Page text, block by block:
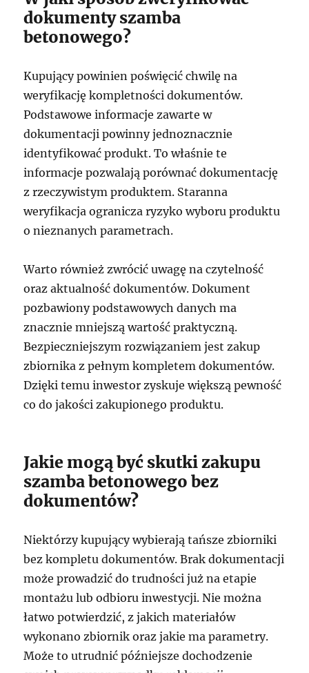
dokumenty szamba
betonowego?
Kupujący powinien poświęcić chwilę na
weryfikację kompletności dokumentów.
Podstawowe informacje zawarte w
dokumentacji powinny jednoznacznie
identyfikować produkt. To właśnie te
informacje pozwalają porównać dokumentację
z rzeczywistym produktem. Staranna
weryfikacja ogranicza ryzyko wyboru produktu
o nieznanych parametrach.
Warto również zwrócić uwagę na czytelność
oraz aktualność dokumentów. Dokument
pozbawiony podstawowych danych ma
znacznie mniejszą wartość praktyczną.
Bezpieczniejszym rozwiązaniem jest zakup
zbiornika z pełnym kompletem dokumentów.
Dzięki temu inwestor zyskuje większą pewność
co do jakości zakupionego produktu.
Jakie mogą być skutki zakupu
szamba betonowego bez
dokumentów?
Niektórzy kupujący wybierają tańsze zbiorniki
bez kompletu dokumentów. Brak dokumentacji
może prowadzić do trudności już na etapie
montażu lub odbioru inwestycji. Nie można
łatwo potwierdzić, z jakich materiałów
wykonano zbiornik oraz jakie ma parametry.
Może to utrudnić późniejsze dochodzenie